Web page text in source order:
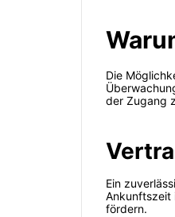
Die
der Zugang
Ein
Ankunftszeit
fördern.